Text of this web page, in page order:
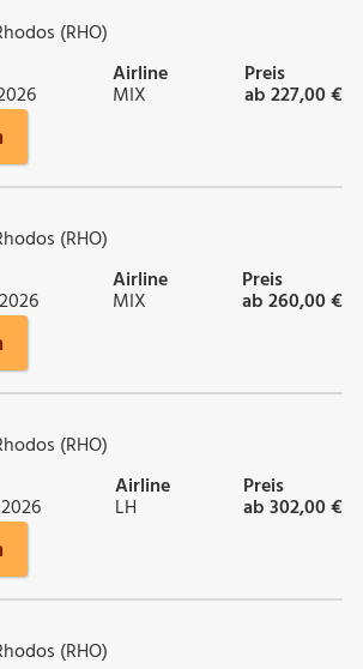
(RHO)
Airline
MIX
Preis
ab 227,00 €
(RHO)
Airline
MIX
Preis
ab 260,00 €
(RHO)
Airline
LH
Preis
ab 302,00 €
(RHO)